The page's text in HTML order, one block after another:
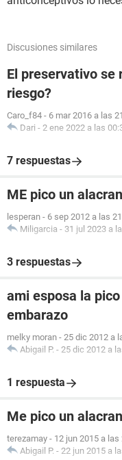
Discusiones similares
El preservativo se
riesgo?
Caro_f84 - 6 mar 2016 a las
Dari - 2 ene 2022 a las
7 respuestas
ME pico un
lesperan - 6 sep 2012 a las
Miligarcia - 31 jul 2023 a
3 respuestas
ami esposa la
embarazo
melky moran - 25 dic 2012 a
Abigail P. - 25 dic 2012 a
1 respuesta
Me pico un alacran
terezamay - 12 jun 2015 a las
Abigail P. - 22 jun 2015 a